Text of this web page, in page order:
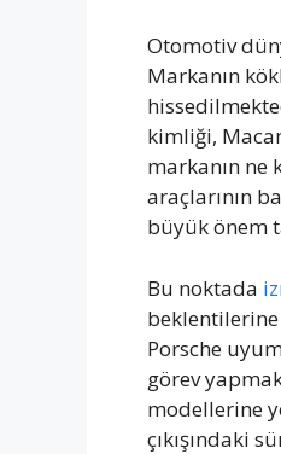
Otomotiv
Markanın
kimliği,
markanın
araçlarının
büyük önem
Bu noktada
Porsche
görev
modellerine
çıkışındaki